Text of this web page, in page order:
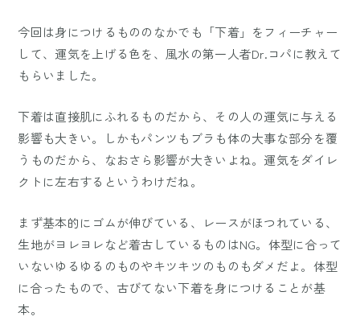
今回は身につけるもののなかでも「下着」をフィーチャー
して、運気を上げる色を、風水の第一人者Dr.コパに教えて
もらいました。
下着は直接肌にふれるものだから、その人の運気に与える
影響も大きい。しかもパンツもブラも体の大事な部分を覆
うものだから、なおさら影響が大きいよね。運気をダイレ
クトに左右するというわけだね。
まず基本的にゴムが伸びている、レースがほつれている、
生地がヨレヨレなど着古しているものはNG。体型に合って
いないゆるゆるのものやキツキツのものもダメだよ。体型
に合ったもので、古びてない下着を身につけることが基
本。